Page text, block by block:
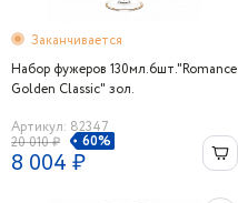
Заканчивается
Набор фужеров 130мл.6шт."Romance
Golden Classic" зол.
Артикул: 82347
20 010 ₽
60%
8 004 ₽